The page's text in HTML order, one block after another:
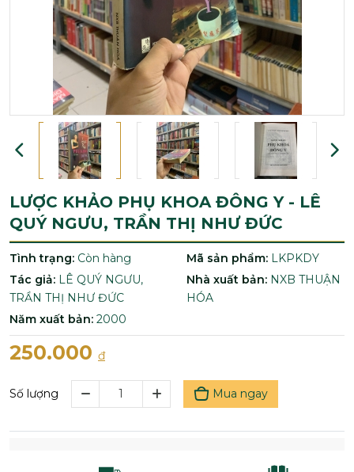
LƯỢC KHẢO PHỤ KHOA ĐÔNG Y - LÊ
QUÝ NGƯU, TRẦN THỊ NHƯ ĐỨC
Tình trạng: Còn hàng Mã sản phẩm: LKPKDY
Tác giả: LÊ QUÝ NGƯU,
TRẦN THỊ NHƯ ĐỨC
Nhà xuất bản: NXB THUẬN
HÓA
Năm xuất bản: 2000
250.000 đ
Số lượng Mua ngay